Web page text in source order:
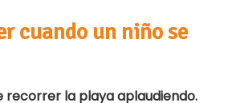
cuando un niño se
recorrer la playa aplaudiendo.